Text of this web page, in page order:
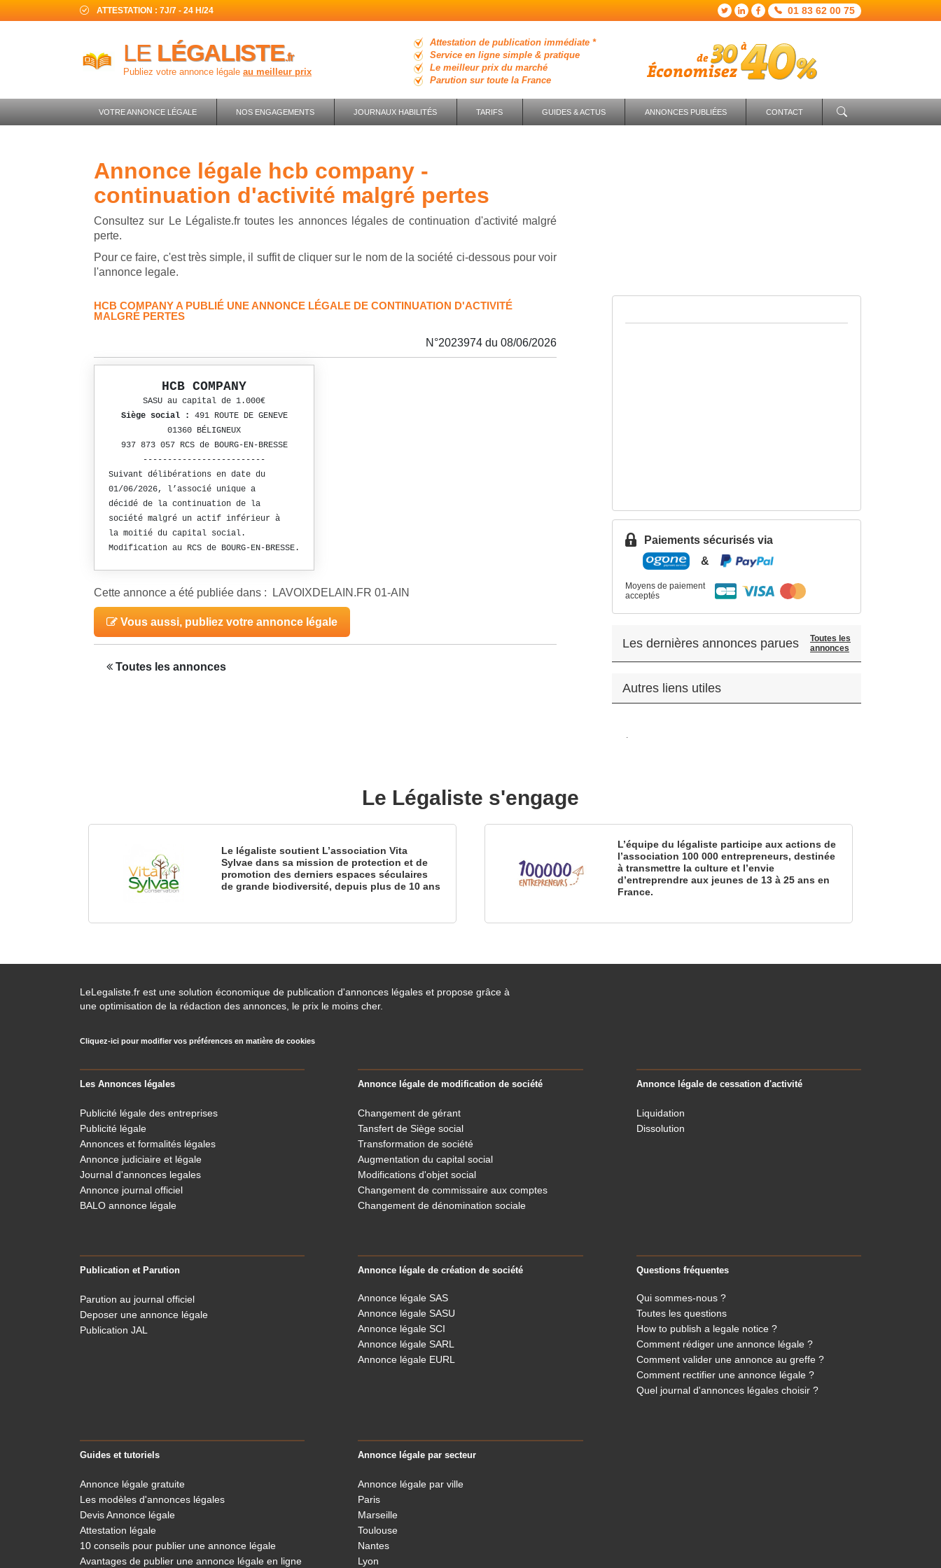
ATTESTATION : 7J/7 - 24 H/24 01 83 62 00 75
LE LÉGALISTE.fr
Publiez votre annonce légale au meilleur prix
Attestation de publication immédiate *
Service en ligne simple & pratique
Le meilleur prix du marché
Parution sur toute la France
VOTRE ANNONCE LÉGALE NOS ENGAGEMENTS JOURNAUX HABILITÉS TARIFS GUIDES & ACTUS ANNONCES PUBLIÉES CONTACT
annonce légale hcb company -
continuation d'activité malgré pertes
Consultez sur Le Légaliste.fr toutes les annonces légales de continuation d'activité malgré
perte.
Pour ce faire, c'est très simple, il suffit de cliquer sur le nom de la société ci-dessous pour voir
l'annonce legale.
HCB COMPANY A PUBLIÉ UNE ANNONCE LÉGALE DE CONTINUATION D'ACTIVITÉ
MALGRÉ PERTES
N°2023974 du 08/06/2026
HCB COMPANY
SASU au capital de 1.000€
Siège social : 491 ROUTE DE GENEVE
01360 BÉLIGNEUX
937 873 057 RCS de BOURG-EN-BRESSE
-------------------------
Suivant délibérations en date du
01/06/2026, l’associé unique a
décidé de la continuation de la
société malgré un actif inférieur à
la moitié du capital social.
Modification au RCS de BOURG-EN-BRESSE.
Cette annonce a été publiée dans : LAVOIXDELAIN.FR 01-AIN
Vous aussi, publiez votre annonce légale
Toutes les annonces
Paiements sécurisés via
&
Moyens de paiement
acceptés
Les dernières annonces parues
Toutes les
annonces
Autres liens utiles
.
Le Légaliste s'engage
Le légaliste soutient L’association Vita
Sylvae dans sa mission de protection et de
promotion des derniers espaces séculaires
de grande biodiversité, depuis plus de 10 ans
L’équipe du légaliste participe aux actions de
l’association 100 000 entrepreneurs, destinée
à transmettre la culture et l’envie
d’entreprendre aux jeunes de 13 à 25 ans en
France.
LeLegaliste.fr est une solution économique de publication d'annonces légales et propose grâce à
une optimisation de la rédaction des annonces, le prix le moins cher.
Cliquez-ici pour modifier vos préférences en matière de cookies
Les Annonces légales
Publicité légale des entreprises
Publicité légale
Annonces et formalités légales
Annonce judiciaire et légale
Journal d'annonces legales
Annonce journal officiel
BALO annonce légale
Annonce légale de modification de société
Changement de gérant
Tansfert de Siège social
Transformation de société
Augmentation du capital social
Modifications d'objet social
Changement de commissaire aux comptes
Changement de dénomination sociale
Annonce légale de cessation d'activité
Liquidation
Dissolution
Publication et Parution
Parution au journal officiel
Deposer une annonce légale
Publication JAL
Annonce légale de création de société
Annonce légale SAS
Annonce légale SASU
Annonce légale SCI
Annonce légale SARL
Annonce légale EURL
Questions fréquentes
Qui sommes-nous ?
Toutes les questions
How to publish a legale notice ?
Comment rédiger une annonce légale ?
Comment valider une annonce au greffe ?
Comment rectifier une annonce légale ?
Quel journal d'annonces légales choisir ?
Guides et tutoriels
Annonce légale gratuite
Les modèles d'annonces légales
Devis Annonce légale
Attestation légale
10 conseils pour publier une annonce légale
Avantages de publier une annonce légale en ligne
Annonce légale par secteur
Annonce légale par ville
Paris
Marseille
Toulouse
Nantes
Lyon